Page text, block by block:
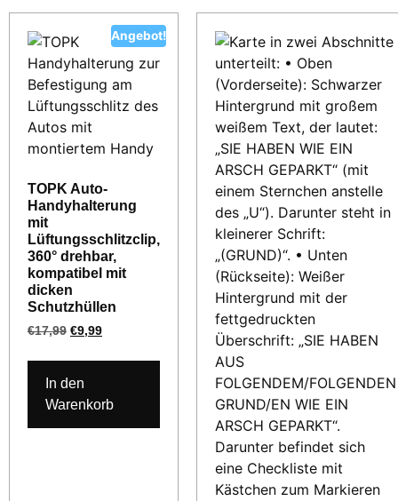
Angebot!
TOPK Auto-
Handyhalterung
mit
Lüftungsschlitzclip,
360° drehbar,
kompatibel mit
dicken
Schutzhüllen
€17,99 €9,99
In den
Warenkorb